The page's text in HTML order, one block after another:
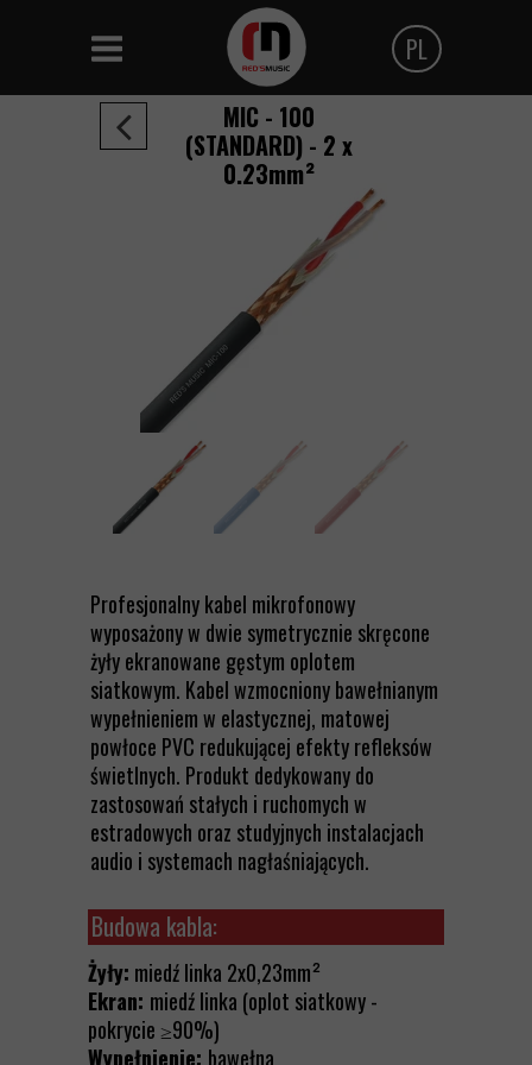
PL
Polski
MIC - 100
(STANDARD) - 2 x
0.23mm²
Profesjonalny kabel mikrofonowy
wyposażony w dwie symetrycznie skręcone
żyły ekranowane gęstym oplotem
siatkowym. Kabel wzmocniony bawełnianym
wypełnieniem w elastycznej, matowej
powłoce PVC redukującej efekty refleksów
świetlnych. Produkt dedykowany do
zastosowań stałych i ruchomych w
estradowych oraz studyjnych instalacjach
audio i systemach nagłaśniających.
Budowa kabla:
Żyły: miedź linka 2x0,23mm²
Ekran: miedź linka (oplot siatkowy -
pokrycie ≥90%)
Wypełnienie: bawełna